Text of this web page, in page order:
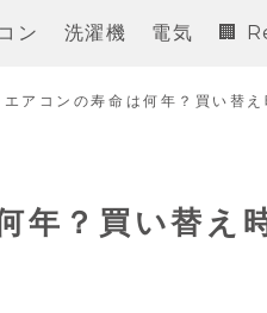
ン 洗濯機 電気 🏢
エアコンの寿命は何年？買い替
年？買い替え